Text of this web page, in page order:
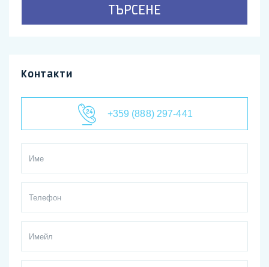
ТЪРСЕНЕ
Контакти
+359 (888) 297-441